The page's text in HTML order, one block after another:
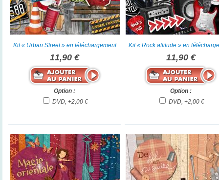
Kit « Urban Street » en téléchargement
11,90 €
Option :
DVD, +2,00 €
Kit « Rock attitude » en
11,90 €
Option :
DVD, +2,00 €